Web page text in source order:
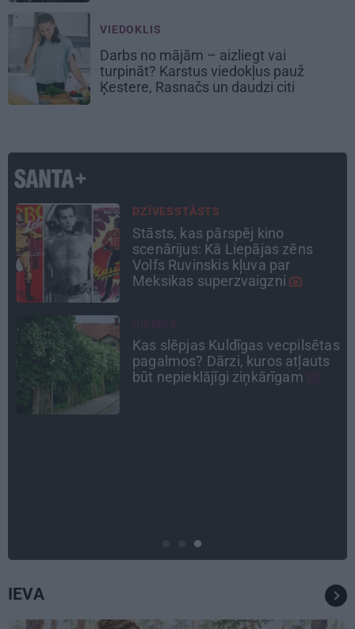
VIEDOKLIS
Darbs no mājām – aizliegt vai
turpināt? Karstus viedokļus pauž
Ķestere, Rasnačs un daudzi citi
ATTIECĪBAS
Ko darīt, ja esi kopā ar
pieauguša vīrieša ķermenī
noslēpušos puišeli?
«Nevajag kalnos tēlot varoņus!
Tie ātri noliks pie vietas.»
Alpīnists Atis Plakans, kurš
IEVA